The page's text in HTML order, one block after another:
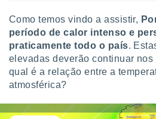
Como temos vindo a assistir,
período de calor intenso e
praticamente todo o país.
elevadas deverão continuar
qual é a relação entre a
atmosférica?